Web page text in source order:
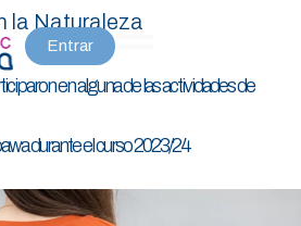
Entrar
la Naturaleza
en alguna de las actividades de
durante el curso 2023/24